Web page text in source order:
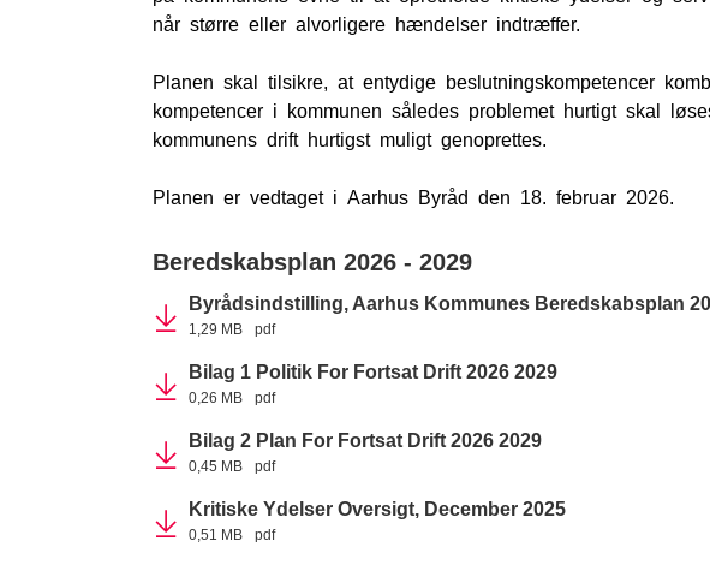
når større eller alvorligere hændelser indtræffer.
Planen skal tilsikre, at entydige beslutningskompetencer
kompetencer i kommunen således problemet hurtigt skal
kommunens drift hurtigst muligt genoprettes.
Planen er vedtaget i Aarhus Byråd den 18. februar 2026.
Beredskabsplan 2026 - 2029
Byrådsindstilling, Aarhus Kommunes Beredskabsplan
1,29 MB pdf
Bilag 1 Politik For Fortsat Drift 2026 2029
0,26 MB pdf
Bilag 2 Plan For Fortsat Drift 2026 2029
0,45 MB pdf
Kritiske Ydelser Oversigt, December 2025
0,51 MB pdf